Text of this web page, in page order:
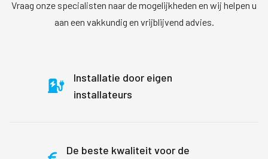
Vraag onze specialisten naar de mogelijkheden en wij helpen u
aan een vakkundig en vrijblijvend advies.
Installatie door eigen
installateurs
De beste kwaliteit voor de